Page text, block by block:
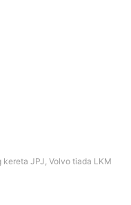
kereta JPJ, Volvo tiada LKM